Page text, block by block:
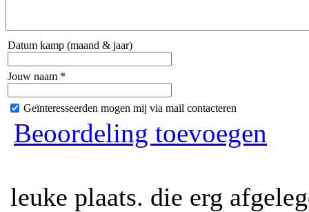
Datum kamp (maand & jaar)
Jouw naam *
Geïnteresseerden mogen mij via mail contacteren
Beoordeling toevoegen
leuke plaats. die erg